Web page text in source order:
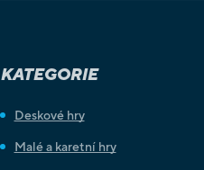
KATEGORIE
Deskové hry
Malé a karetní hry